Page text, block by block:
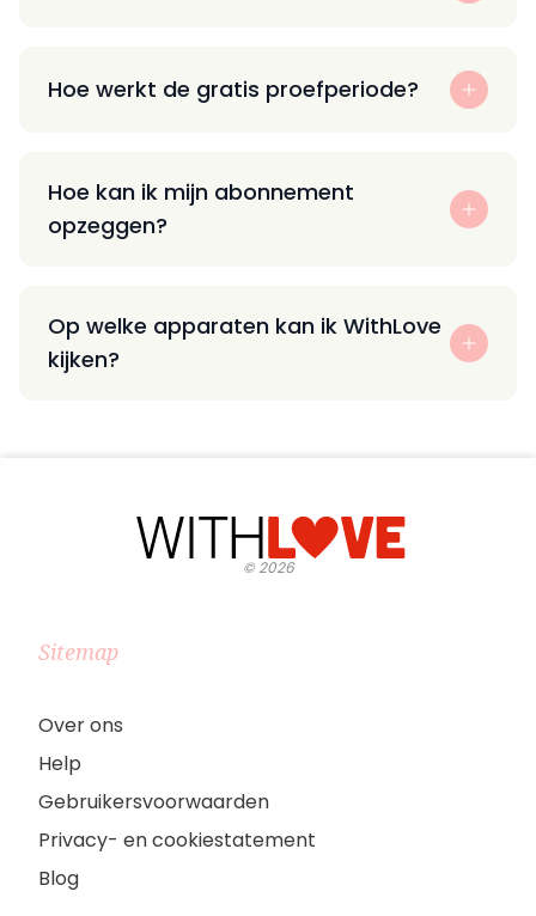
Hoe werkt de gratis proefperiode?
Hoe kan ik mijn abonnement
opzeggen?
Op welke apparaten kan ik WithLove
kijken?
©2026
Sitemap
Over ons
Help
Gebruikersvoorwaarden
Privacy- en cookiestatement
Blog